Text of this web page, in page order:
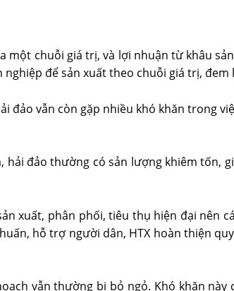
một chuỗi giá trị, và lợi nhuận từ khâu
để sản xuất theo chuỗi giá trị,
đảo vẫn còn gặp nhiều khó khăn trong
đảo thường có sản lượng khiêm tốn,
xuất, phân phối, tiêu thụ hiện đại nên
hỗ trợ người dân, HTX hoàn thiện
vẫn thường bị bỏ ngỏ. Khó khăn